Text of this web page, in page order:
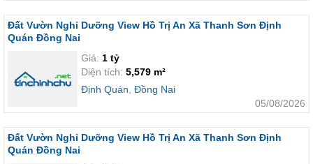
Đất Vườn Nghỉ Dưỡng View Hồ Trị An Xã Thanh Sơn Định
Quán Đồng Nai
Giá: 1 tỷ
Diện tích: 5,579 m²
Định Quán Đồng Nai
05/08/2026
Đất Vườn Nghỉ Dưỡng View Hồ Trị An Xã Thanh Sơn Định
Quán Đồng Nai